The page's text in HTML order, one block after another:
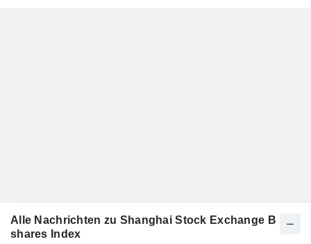
Alle Nachrichten zu Shanghai Stock Exchange B
shares Index